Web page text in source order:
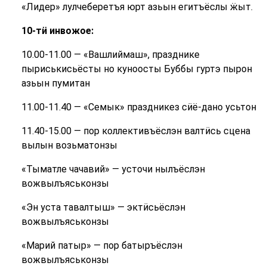
«Лидер» лулчеберетъя юрт азьын егитъёслы ӝыт.
10-тӥ инвожое:
10.00-11.00 — «Вашлиймаш», празднике
пыриськисьёсты но куноосты Буббы гуртэ пырон
азьын пумитан
11.00-11.40 — «Семык» праздникез сӥё-дано усьтон
11.40-15.00 — пор коллективъёслэн валтӥсь сцена
вылын возьматонзы
«Тыматле чачавий» — усточи нылъёслэн
вожвылъяськонзы
«Эн уста тавалтыш» — эктӥсьёслэн
вожвылъяськонзы
«Марий патыр» — пор батыръёслэн
вожвылъяськонзы